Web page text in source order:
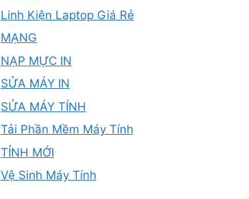
Linh Kiện Laptop Giá Rẻ
MẠNG
NẠP MỰC IN
SỬA MÁY IN
SỬA MÁY TÍNH
Tải Phần Mềm Máy Tính
TỈNH MỚI
Vệ Sinh Máy Tính